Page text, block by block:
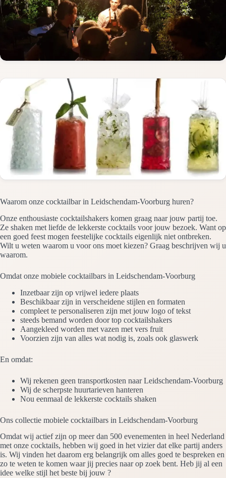
Waarom onze cocktailbar in Leidschendam-Voorburg huren?
Onze enthousiaste cocktailshakers komen graag naar jouw partij toe.
Ze shaken met liefde de lekkerste cocktails voor jouw bezoek. Want op
een goed feest mogen feestelijke cocktails eigenlijk niet ontbreken.
Wilt u weten waarom u voor ons moet kiezen? Graag beschrijven wij u
waarom.
Omdat onze mobiele cocktailbars in Leidschendam-Voorburg
Inzetbaar zijn op vrijwel iedere plaats
Beschikbaar zijn in verscheidene stijlen en formaten
compleet te personaliseren zijn met jouw logo of tekst
steeds bemand worden door top cocktailshakers
Aangekleed worden met vazen met vers fruit
Voorzien zijn van alles wat nodig is, zoals ook glaswerk
En omdat:
Wij rekenen geen transportkosten naar Leidschendam-Voorburg
Wij de scherpste huurtarieven hanteren
Nou eenmaal de lekkerste cocktails shaken
Ons collectie mobiele cocktailbars in Leidschendam-Voorburg
Omdat wij actief zijn op meer dan 500 evenementen in heel Nederland
met onze cocktails, hebben wij goed in het vizier dat elke partij anders
is. Wij vinden het daarom erg belangrijk om alles goed te bespreken en
zo te weten te komen waar jij precies naar op zoek bent. Heb jij al een
idee welke stijl het beste bij jouw ?